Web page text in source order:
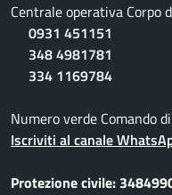
Centrale operativa Corpo
0931 451151
348 4981781
334 1169784
Numero verde Comando
Iscriviti al canale
Protezione civile: